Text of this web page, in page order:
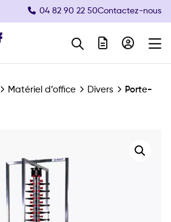
04 82 90 22 50Contactez-nous
Matériel d’office Divers
Porte-